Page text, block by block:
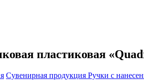
пластиковая
Сувенирная продукция Ручки с